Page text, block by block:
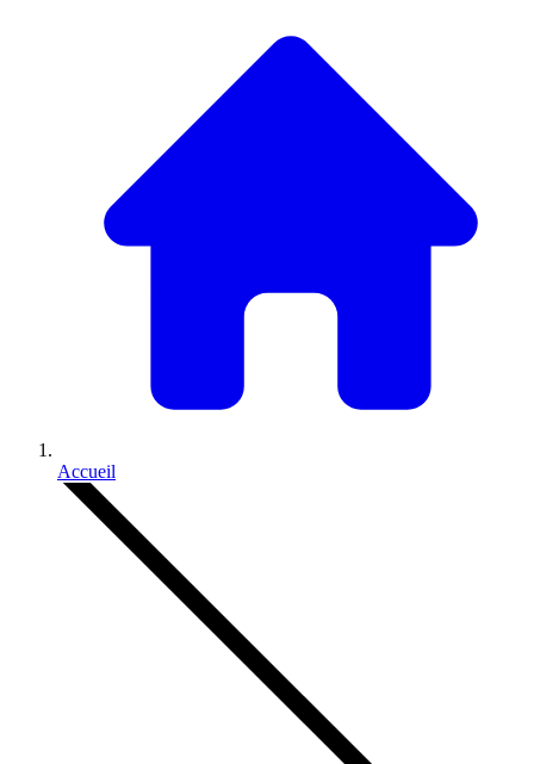
Accueil